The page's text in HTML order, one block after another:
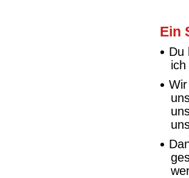
Ein
Du